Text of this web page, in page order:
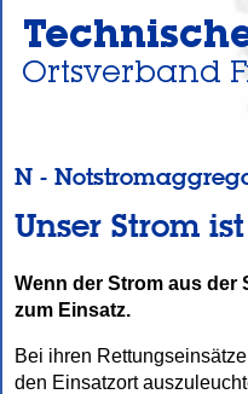
N -
Unser Strom
Wenn der Strom aus der
zum Einsatz.
Bei ihren
den Einsatzort